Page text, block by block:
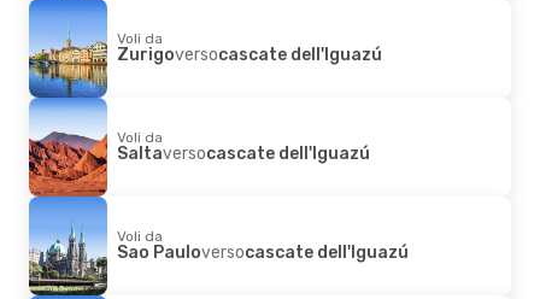
Voli da
Zurigoversocascate dell'Iguazú
Voli da
Saltaversocascate dell'Iguazú
Voli da
Sao Pauloversocascate dell'Iguazú